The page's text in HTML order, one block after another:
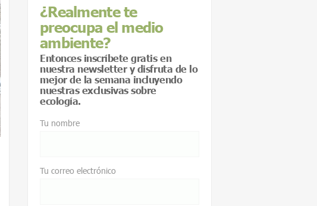
¿Realmente te
preocupa el medio
ambiente?
Entonces inscríbete gratis en
nuestra newsletter y disfruta de lo
mejor de la semana incluyendo
nuestras exclusivas sobre
ecología.
Tu nombre
Tu correo electrónico